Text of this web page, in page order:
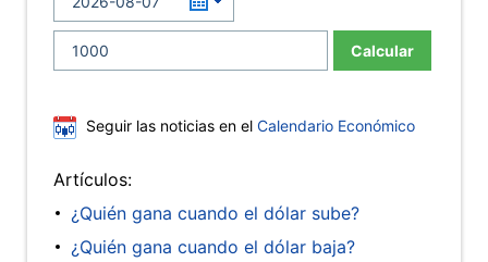
Calcular
Seguir las noticias en el Calendario Económico
Artículos:
¿Quién gana cuando el dólar sube?
¿Quién gana cuando el dólar baja?